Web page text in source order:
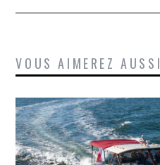
VOUS AIMEREZ AUSSI